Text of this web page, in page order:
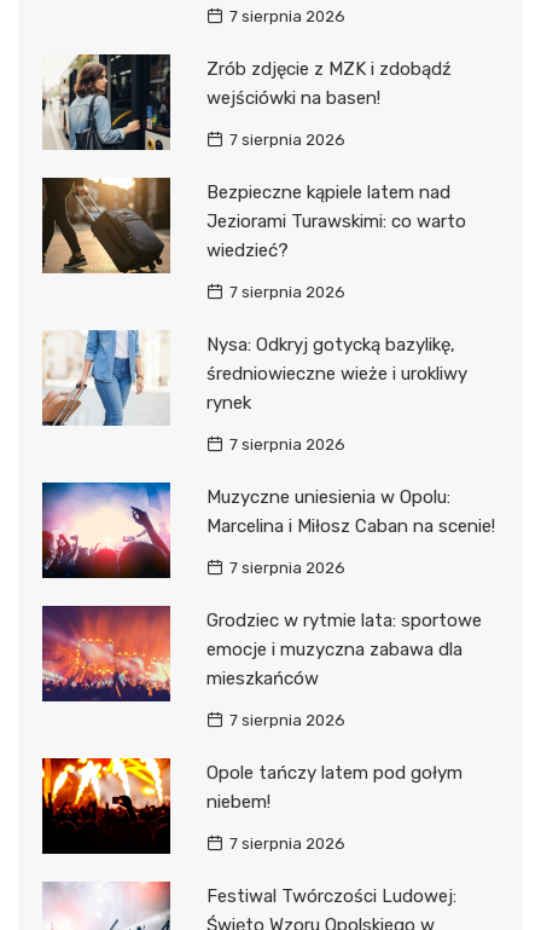
7 sierpnia 2026
Zrób zdjęcie z MZK i zdobądź
wejściówki na basen!
7 sierpnia 2026
Bezpieczne kąpiele latem nad
Jeziorami Turawskimi: co warto
wiedzieć?
7 sierpnia 2026
Nysa: Odkryj gotycką bazylikę,
średniowieczne wieże i urokliwy
rynek
7 sierpnia 2026
Muzyczne uniesienia w Opolu:
Marcelina i Miłosz Caban na scenie!
7 sierpnia 2026
Grodziec w rytmie lata: sportowe
emocje i muzyczna zabawa dla
mieszkańców
7 sierpnia 2026
Opole tańczy latem pod gołym
niebem!
7 sierpnia 2026
Festiwal Twórczości Ludowej:
Święto Wzoru Opolskiego w